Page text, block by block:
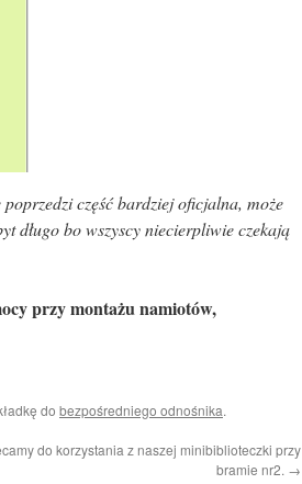
część bardziej oficjalna, może
długobo wszyscy niecierpliwie czekają
przy montażu namiotów,
do bezpośredniego odnośnika.
do korzystania z naszej minibiblioteczki przy
bramie nr2. →